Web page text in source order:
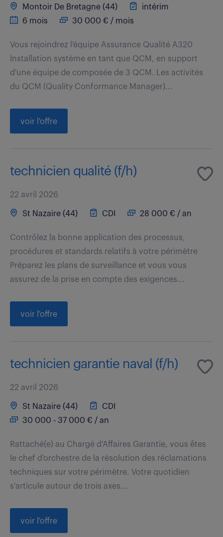
Montoir De Bretagne (44)
intérim
6 mois
30 000 € / mois
Vous rejoindrez l'équipe Assurance Qualité A320
Installation système en tant que QCM, en support
d'une équipe de composée de 3 QCM. Les activités
du QCM (Quality Conformance Manager)...
voir l'offre
technicien qualité (f/h)
22 avril 2026
St Nazaire (44) CDI 28 000 € / an
Contrôlez la bonne application des processus,
procédures et standards relatifs à votre périmètre
Préparez les plans de surveillance et vous vous
assurez de la prise en compte des exigences...
voir l'offre
technicien garantie naval (f/h)
22 avril 2026
St Nazaire (44)
CDI
30 000 - 37 000 € / an
Rattaché(e) au Chargé d'Affaires Garantie, vous êtes
le chef d'orchestre de la résolution des réclamations
techniques sur votre périmètre. Votre quotidien
s'articule autour de trois axes...
voir l'offre